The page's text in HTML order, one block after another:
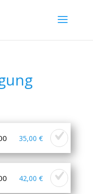
35,00 €
42,00 €